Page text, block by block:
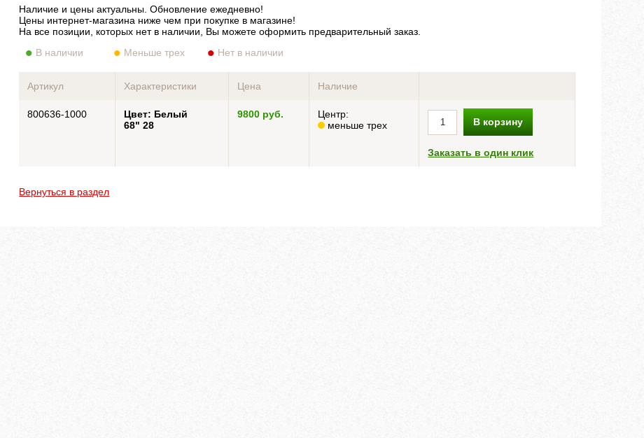
Наличие и цены актуальны. Обновление ежедневно!
Цены интернет-магазина ниже чем при покупке в магазине!
На все позиции, которых нет в наличии, Вы можете оформить предварительный заказ.
В наличии
Меньше трех Нет в наличии
Артикул Характеристики Цена Наличие
800636-1000
Цвет: Белый
68" 28
9800 руб.
Центр:
меньше трех
В корзину
Заказать в один клик
Вернуться в раздел